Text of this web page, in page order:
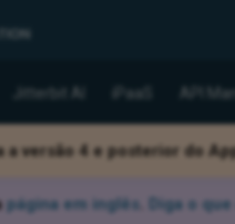
Jitterbit AI iPaaS API
a versão 4 e posterior do
página em inglês Diga o